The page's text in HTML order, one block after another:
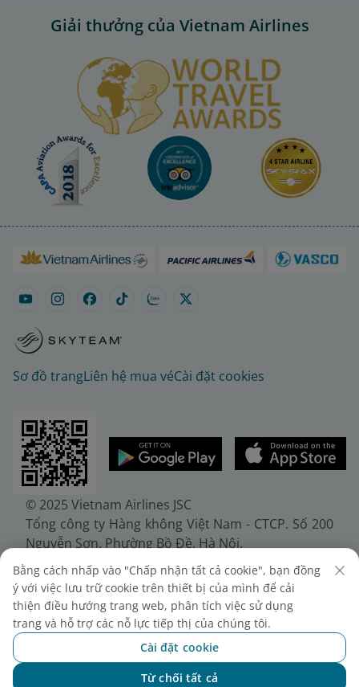
Giải thưởng của Vietnam Airlines
Sơ đồ trangLiên hệ mua véCài đặt cookies
© 2025 Vietnam Airlines JSC
Tổng công ty Hàng không Việt Nam - CTCP. Số 200
Nguyễn Sơn, Phường Bồ Đề, Hà Nội.
Điện thoại: (+84-24) 38272289. Fax: (+84-24)
38722375
Giấy chứng nhận đăng ký doanh nghiệp, mã số
doanh nghiệp 0100107518, đăng ký lần đầu ngày
30/6/2010, đăng ký thay đổi lần thứ 10 ngày
24/7/2025, cấp bởi Sở Tài chính Thành phố Hà Nội.
Bằng cách nhấp vào "Chấp nhận tất cả cookie", bạn đồng
ý với việc lưu trữ cookie trên thiết bị của mình để cải
thiện điều hướng trang web, phân tích việc sử dụng
trang và hỗ trợ các nỗ lực tiếp thị của chúng tôi.
Cài đặt cookie
Từ chối tất cả